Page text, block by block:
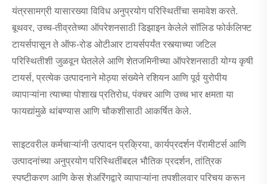
यंत्रसामग्री यासारख्या विविध अनुप्रयोग परिस्थितींचा समावेश करते.
बूथवर, उच्च-तीव्रतेच्या ऑपरेशनसाठी डिझाइन केलेले सॉलिड फोर्कलिफ्ट
टायर्सपासून ते ऑफ-रोड ओटीआर टायर्सपर्यंत रस्त्याच्या जटिल
परिस्थितीशी जुळवून घेतलेले आणि शेतजमिनीच्या ऑपरेशनसाठी योग्य कृषी
टायर्स, प्रत्येक उत्पादनाने मोठ्या संख्येने रशियन आणि पूर्व युरोपीय
व्यापाऱ्यांना त्याच्या पोशाख प्रतिरोध, पंक्चर आणि उच्च भार क्षमता या
फायद्यांमुळे थांबण्यास आणि चौकशीसाठी आकर्षित केले.
साइटवरील कर्मचाऱ्यांनी उत्पादन प्रक्रिया, कार्यप्रदर्शन पॅरामीटर्स आणि
उत्पादनांच्या अनुप्रयोग परिस्थितींबद्दल भौतिक प्रदर्शन, तांत्रिक
स्पष्टीकरण आणि केस शेअरिंगद्वारे व्यापाऱ्यांना तपशीलवार परिचय करून